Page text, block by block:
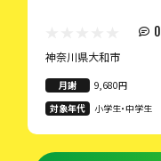
0
神奈川県大和市
月謝
9,680円
対象年代
小学生・中学生